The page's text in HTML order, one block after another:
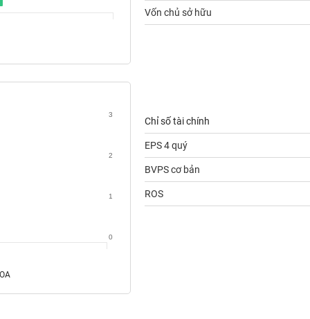
Vốn chủ sở hữu
0
1
2
3
Chỉ số tài chính
EPS 4 quý
BVPS cơ bản
ROS